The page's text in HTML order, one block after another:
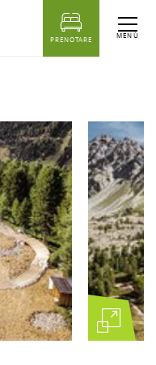
MENÙ
PRENOTARE